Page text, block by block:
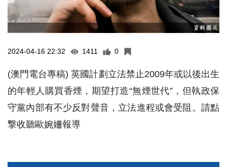
2024-04-16 22:32 1411 0
(澳門電台專稿) 英國計劃立法禁止2009年或以後出生
的年輕人購買香煙，期望打造“無煙世代”，但執政保
守黨內部有不少反對聲音，立法進程或會受阻。請點
撃收聽歐婉姍報導